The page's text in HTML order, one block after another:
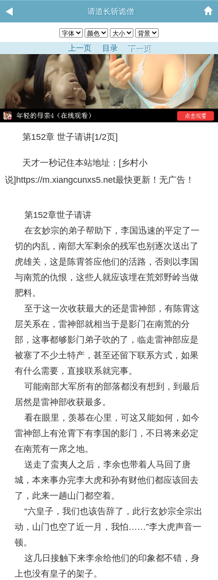
请道长斩诡僧
上一页 目录 下一页
第152章 世子请讲[1/2页]
天才一秒记住本站地址：[乡村小
说]https://m.xiangcunxs5.net最快更新！无广告！
第152章世子请讲
在玄妙宗的弟子帮助下，李国迅速的平定了一
切的内乱，南部大军剩余的残军也别逐次送出了
虎雄关，这是陈霄答应他们的活路，否则以李国
与南荒的仇恨，这些人就应该埋在荒郊野岭当做
肥料。
至于这一次收获最大的还是雷神部，有陈霄这
层关系在，雷神部就相当于是影门在南荒的分
部，这事都够影门弟子吹的了，临走雷神部应是
被塞了不少土特产，甚至还留下联系方式，如果
有什么需要，直接联系就完事。
可能南部大军所有的部落都没有想到，到最后
居然是雷神部收获最多。
看在眼里，羡慕在心里，可这又能如何，如今
雷神部上有沧霄下有李国的影门，不日将来必定
在南荒有一席之地。
送走了蛮夷人之后，李余也带着人马回了唐
城，本来事办完李大虎和孙有财他们都应该回去
了，此来一趟山门都空着。
“六皇子，我们也该告辞了，此行玄妙宗全宗出
动，山门也空了近一月，我怕……”李大虎声音一
顿。
这几日接触下来李余给他们的印象都不错，身
上也没有皇子的架子。